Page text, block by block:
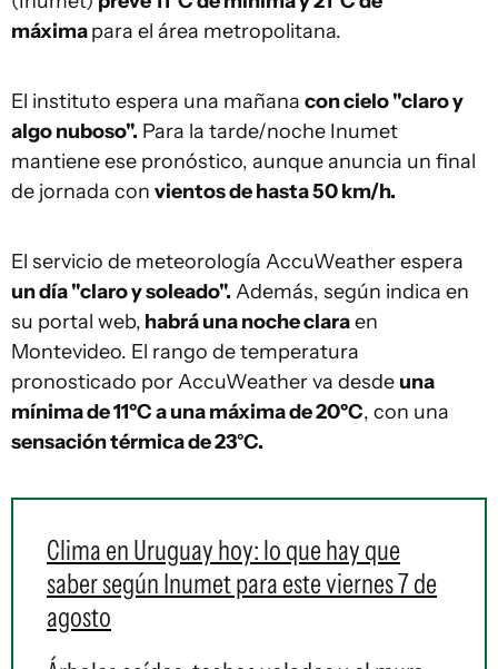
máximapara el área metropolitana.
El instituto espera una mañana con cielo "claro y
algo nuboso". Para la tarde/noche Inumet
mantiene ese pronóstico, aunque anuncia un final
de jornada con vientos de hasta 50 km/h.
El servicio de meteorología AccuWeather espera
un día "claro y soleado". Además, según indica en
su portal web, habrá una noche claraen
Montevideo. El rango de temperatura
pronosticado por AccuWeather va desde una
mínima de 11ºC a una máxima de 20ºC, con una
sensación térmica de 23°C.
Clima en Uruguay hoy: lo que hay que
saber según Inumet para este viernes 7 de
agosto